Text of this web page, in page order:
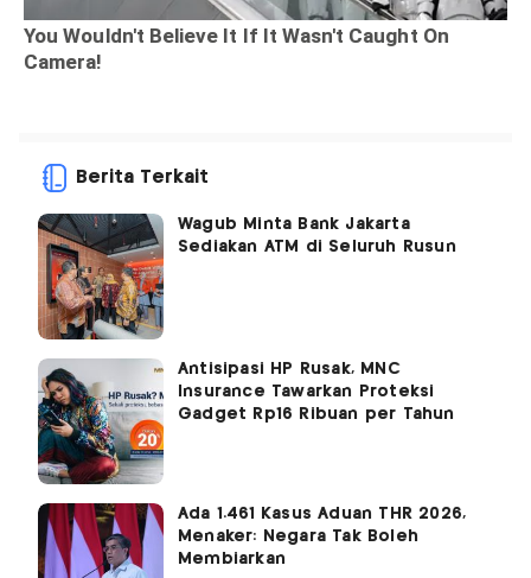
Berita Terkait
Wagub Minta Bank Jakarta
Sediakan ATM di Seluruh Rusun
Antisipasi HP Rusak, MNC
Insurance Tawarkan Proteksi
Gadget Rp16 Ribuan per Tahun
Ada 1.461 Kasus Aduan THR 2026,
Menaker: Negara Tak Boleh
Membiarkan